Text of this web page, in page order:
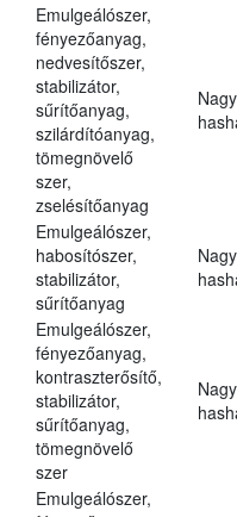
Emulgeálószer,
fényezőanyag,
nedvesítőszer,
stabilizátor,
sűrítőanyag,
szilárdítóanyag,
tömegnövelő
szer,
zselésítőanyag
Emulgeálószer,
habosítószer,
stabilizátor,
sűrítőanyag
Emulgeálószer,
fényezőanyag,
kontraszterősítő,
stabilizátor,
sűrítőanyag,
tömegnövelő
szer
Emulgeálószer,